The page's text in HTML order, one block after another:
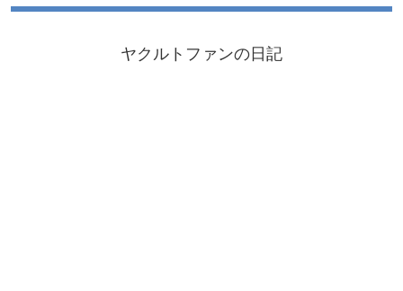
ヤクルトファンの日記